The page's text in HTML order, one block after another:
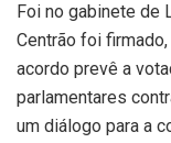
Foi no gabinete de
Centrão foi
acordo prevê a
parlamentares
um diálogo para a